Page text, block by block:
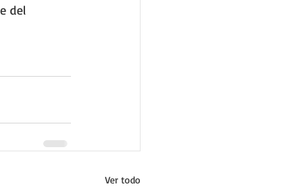
del
Ver todo